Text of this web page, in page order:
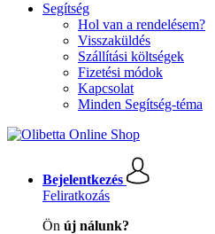
Segítség
Hol van a rendelésem?
Visszaküldés
Szállítási költségek
Fizetési módok
Kapcsolat
Minden Segítség-téma
Bejelentkezés
Feliratkozás
Ön új nálunk?